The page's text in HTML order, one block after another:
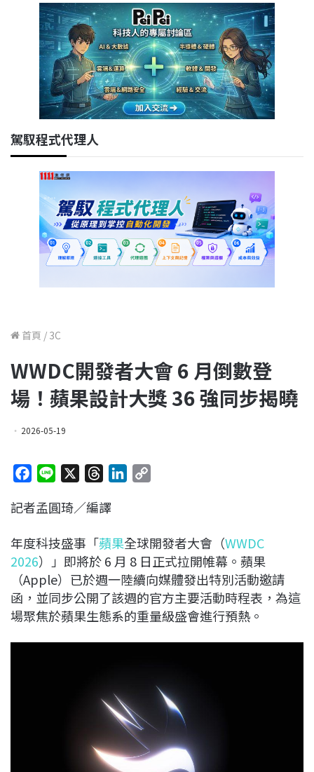
駕馭程式代理人